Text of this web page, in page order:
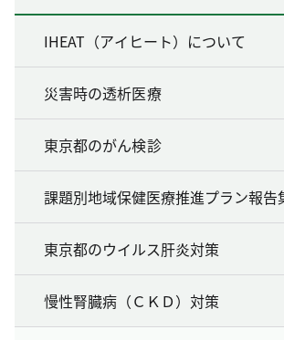
IHEAT（アイヒート）について
災害時の透析医療
東京都のがん検診
課題別地域保健医療推進プラン報告
東京都のウイルス肝炎対策
慢性腎臓病（ＣＫＤ）対策